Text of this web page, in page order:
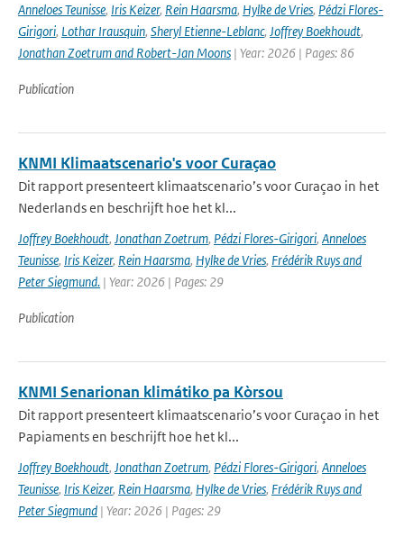
Anneloes Teunisse, Iris Keizer, Rein Haarsma, Hylke de Vries, Pédzi Flores-
Girigori, Lothar Irausquin, Sheryl Etienne-Leblanc, Joffrey Boekhoudt,
Jonathan Zoetrum and Robert-Jan Moons | Year: 2026 | Pages: 86
Publication
KNMI Klimaatscenario's voor Curaçao
Dit rapport presenteert klimaatscenario’s voor Curaçao in het
Nederlands en beschrijft hoe het kl...
Joffrey Boekhoudt, Jonathan Zoetrum, Pédzi Flores-Girigori, Anneloes
Teunisse, Iris Keizer, Rein Haarsma, Hylke de Vries, Frédérik Ruys and
Peter Siegmund. | Year: 2026 | Pages: 29
Publication
KNMI Senarionan klimátiko pa Kòrsou
Dit rapport presenteert klimaatscenario’s voor Curaçao in het
Papiaments en beschrijft hoe het kl...
Joffrey Boekhoudt, Jonathan Zoetrum, Pédzi Flores-Girigori, Anneloes
Teunisse, Iris Keizer, Rein Haarsma, Hylke de Vries, Frédérik Ruys and
Peter Siegmund | Year: 2026 | Pages: 29